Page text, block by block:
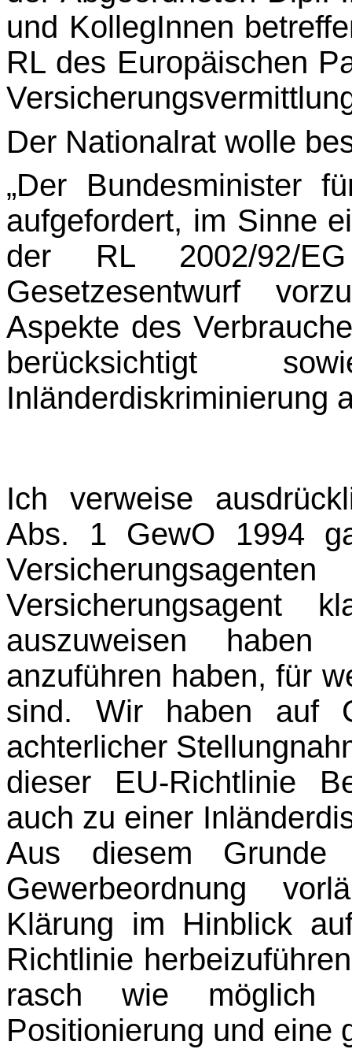
und KollegInnen
RL des Europäischen
Der Nationalrat wolle
„Der Bundesminister
aufgefordert, im Sinne
der RL 2002/92/
Gesetzesentwurf
Aspekte des
berück­sichtigt
Inländerdiskriminierung
Ich verweise
Abs. 1 GewO 1994
Versicherungsagent
auszuweisen
anzuführen haben, für
sind. Wir haben auf
achterlicher
dieser EU-Richtlinie
auch zu einer
Aus diesem
Gewerbeordnung
Klärung im Hinblick
Richtlinie
rasch wie möglich
Positionierung und eine